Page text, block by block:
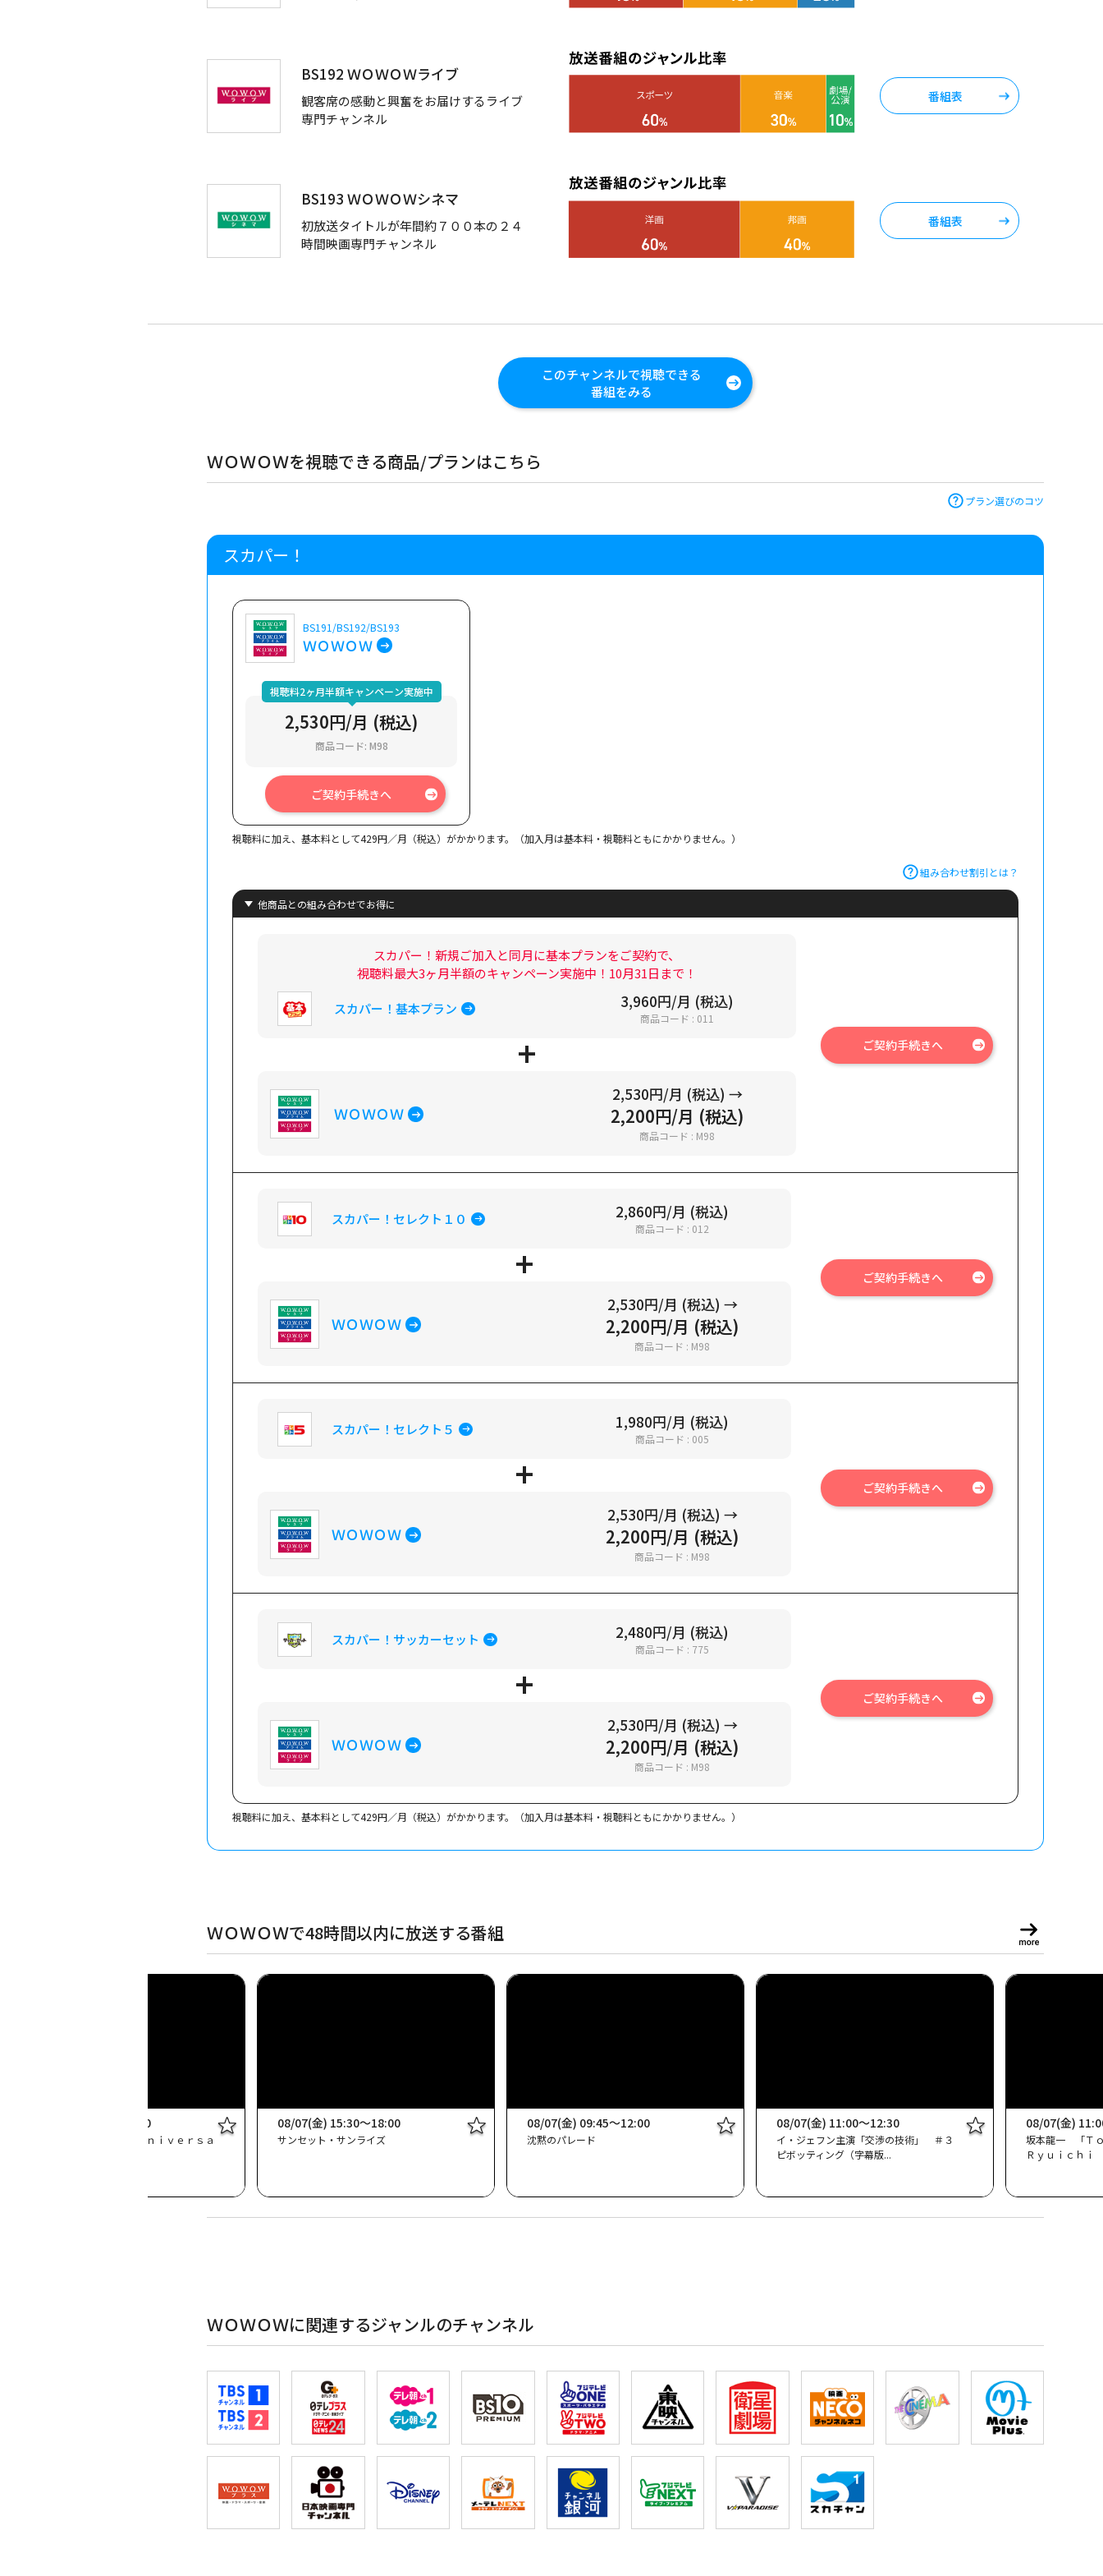
BS192 ＷＯＷＯＷライブ
観客席の感動と興奮をお届けするライブ
専門チャンネル
番組表
BS193 ＷＯＷＯＷシネマ
初放送タイトルが年間約７００本の２４
時間映画専門チャンネル
番組表
このチャンネルで視聴できる
番組をみる
ＷＯＷＯＷを視聴できる商品/プランはこちら
プラン選びのコツ
スカパー！
BS191/BS192/BS193
ＷＯＷＯＷ
視聴料2ヶ月半額キャンペーン実施中
2,530円/月 (税込)
商品コード: M98
ご契約手続きへ
視聴料に加え、基本料として429円／月（税込）がかかります。（加入月は基本料・視聴料ともにかかりません。）
組み合わせ割引とは？
他商品との組み合わせでお得に
スカパー！新規ご加入と同月に基本プランをご契約で、
視聴料最大3ヶ月半額のキャンペーン実施中！10月31日まで！
スカパー！基本プラン 3,960円/月 (税込)
商品コード : 011
ＷＯＷＯＷ
2,530円/月 (税込) →
2,200円/月 (税込)
商品コード : M98
ご契約手続きへ
スカパー！セレクト１０ 2,860円/月 (税込)
商品コード : 012
ＷＯＷＯＷ
2,530円/月 (税込) →
2,200円/月 (税込)
商品コード : M98
ご契約手続きへ
スカパー！セレクト５ 1,980円/月 (税込)
商品コード : 005
ＷＯＷＯＷ
2,530円/月 (税込) →
2,200円/月 (税込)
商品コード : M98
ご契約手続きへ
スカパー！サッカーセット 2,480円/月 (税込)
商品コード : 775
ＷＯＷＯＷ
2,530円/月 (税込) →
2,200円/月 (税込)
商品コード : M98
ご契約手続きへ
視聴料に加え、基本料として429円／月（税込）がかかります。（加入月は基本料・視聴料ともにかかりません。）
ＷＯＷＯＷで48時間以内に放送する番組
08/07(金) 15:10～16:40
東方神起 ２０ｔｈ Ａｎｎｉｖｅｒｓａ
08/07(金) 15:30～18:00
サンセット・サンライズ
08/07(金) 09:45～12:00
沈黙のパレード
08/07(金) 11:00～12:30
イ・ジェフン主演「交渉の技術」 ＃３
ピボッティング（字幕版
08/07(金)
坂本龍一 「Ｔ
Ｒｙｕｉｃｈ
ＷＯＷＯＷに関連するジャンルのチャンネル